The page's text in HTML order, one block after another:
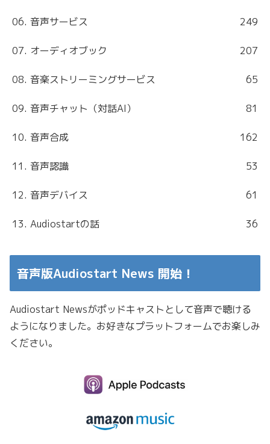
06. 音声サービス 249
07. オーディオブック 207
08. 音楽ストリーミングサービス 65
09. 音声チャット（対話AI） 81
10. 音声合成 162
11. 音声認識 53
12. 音声デバイス 61
13. Audiostartの話 36
音声版Audiostart News 開始！
Audiostart Newsがポッドキャストとして音声で聴ける
ようになりました。お好きなプラットフォームでお楽しみ
ください。